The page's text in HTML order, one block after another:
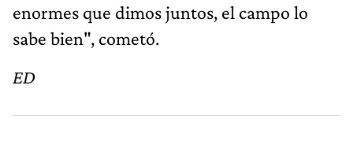
enormes que dimos juntos, el campo lo
sabe bien", cometó.
ED